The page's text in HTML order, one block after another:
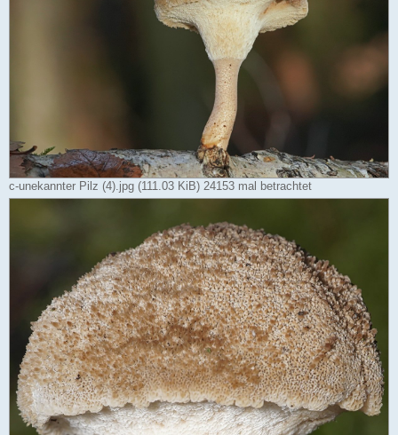
c-unekannter Pilz (4).jpg (111.03 KiB) 24153 mal betrachtet